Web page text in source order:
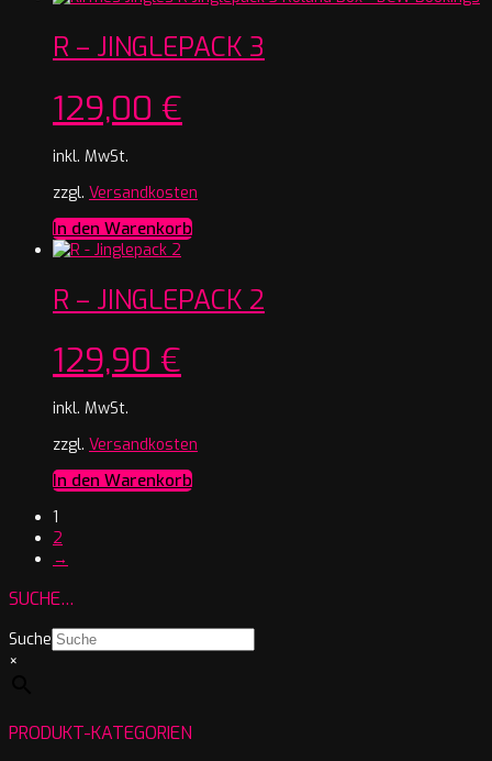
R – JINGLEPACK 3
129,00 €
inkl. MwSt.
zzgl. Versandkosten
In den Warenkorb
R – JINGLEPACK 2
129,90 €
inkl. MwSt.
zzgl. Versandkosten
In den Warenkorb
1
2
→
SUCHE…
Suche
×
PRODUKT-KATEGORIEN